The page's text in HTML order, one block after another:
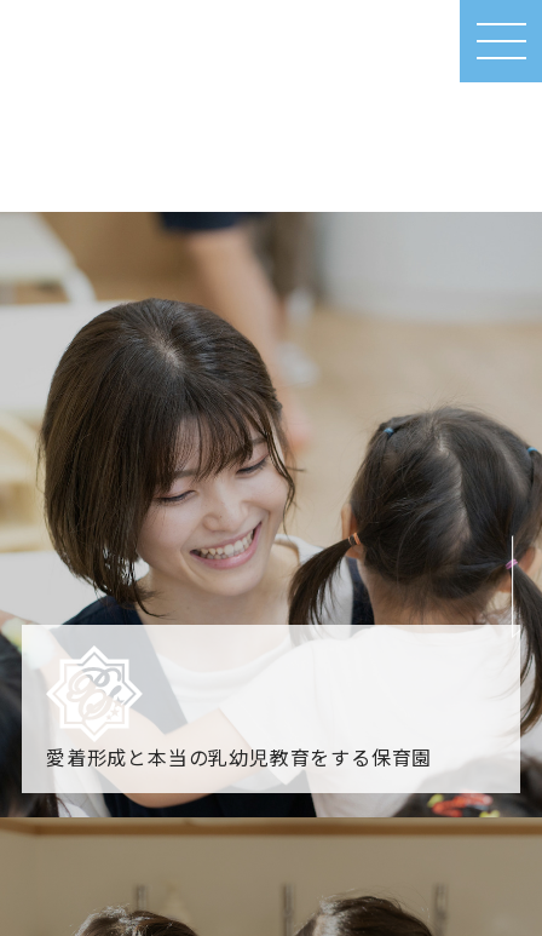
MEN
U
愛着形成と本当の乳幼児教育をする保育園
園からのお知らせ
「すくすく子育て」でリトルスター保育園が紹介されま